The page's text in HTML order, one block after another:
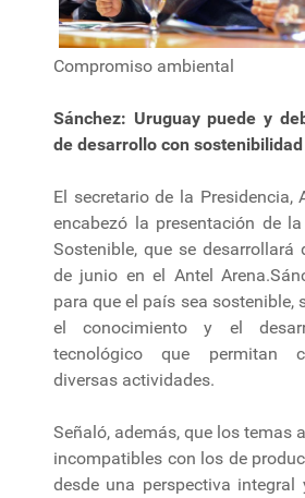
Compromiso ambiental
Sánchez: Uruguay puede y
de desarrollo con sostenibilidad
El secretario de la Presidencia,
encabezó la presentación de
Sostenible, que se desarrollará
de junio en el Antel
para que el país sea sostenible,
el conocimiento y el
tecnológico que permitan
diversas actividades.
Señaló, además, que los temas
incompatibles con los de
desde una perspectiva